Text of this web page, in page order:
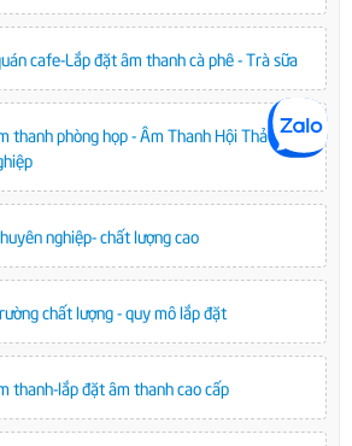
cafe-Lắp đặt âm thanh cà phê - Trà sữa
thanh phòng họp - Âm Thanh Hội Thảo -
nghiệp- chất lượng cao
chất lượng - quy mô lắp đặt
thanh-lắp đặt âm thanh cao cấp